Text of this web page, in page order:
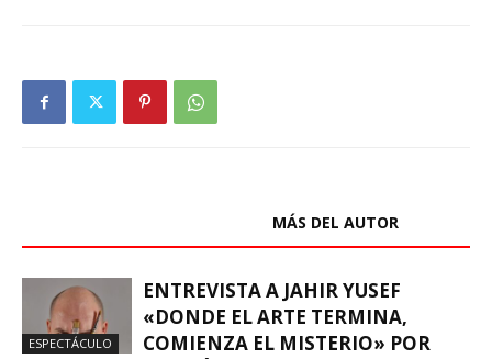
MÁS DEL AUTOR
ESPECTÁCULO
ENTREVISTA A JAHIR YUSEF
«DONDE EL ARTE TERMINA,
COMIENZA EL MISTERIO» POR